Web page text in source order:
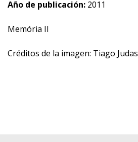
Año de publicación: 2011
Memória II
Créditos de la imagen: Tiago Judas